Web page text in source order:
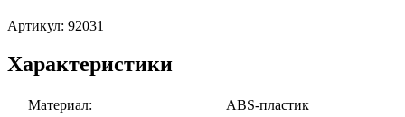
Артикул: 92031
Характеристики
Материал:
ABS-пластик